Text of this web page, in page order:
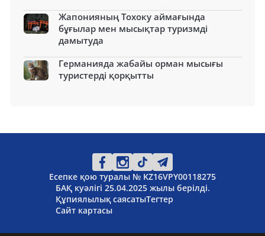
Жапонияның Тохоку аймағында
бұғылар мен мысықтар туризмді
дамытуда
Германияда жабайы орман мысығы
туристерді қорқытты
Есепке қою туралы № KZ16VPY00118275
БАҚ куәлігі 25.04.2025 жылы берілді.
Құпиялылық саясатыТегтер
Сайт картасы